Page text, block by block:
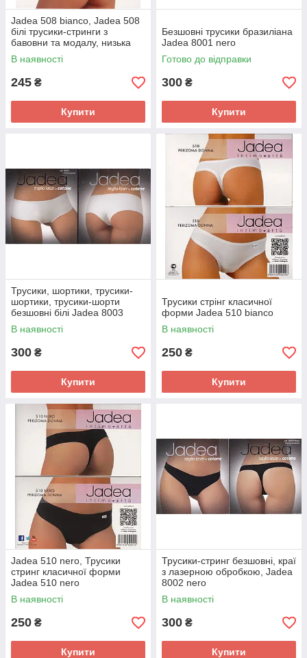
Jadea 508 bianco, Jadea 508
білі трусики-стринги з
бавовни та модалу, низька
посадка з тонкими боками.
В наявності
245 ₴
Купити
Безшовні трусики бразиліана
Jadea 8001 nero
Готово до відправки
300 ₴
Купити
Трусики, шортики, трусики-
шортики, трусики-шорти
безшовні білі Jadea 8003
bianco
В наявності
300 ₴
Купити
Трусики стрінг класичної
форми Jadea 510 bianco
В наявності
250 ₴
Купити
Jadea 510 nero, Трусики
стринг класичної форми
Jadea 510 nero
В наявності
250 ₴
Купити
Трусики-стринг безшовні, краї
з лазерною обробкою, Jadea
8002 nero
В наявності
300 ₴
Купити